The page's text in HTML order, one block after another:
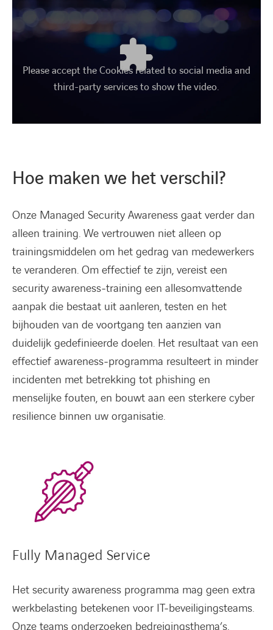
Please accept the Cookies related to social media and
third-party services to show the video.
Hoe maken we het verschil?
Onze Managed Security Awareness gaat verder dan
alleen training. We vertrouwen niet alleen op
trainingsmiddelen om het gedrag van medewerkers
te veranderen. Om effectief te zijn, vereist een
security awareness-training een allesomvattende
aanpak die bestaat uit aanleren, testen en het
bijhouden van de voortgang ten aanzien van
duidelijk gedefinieerde doelen. Het resultaat van een
effectief awareness-programma resulteert in minder
incidenten met betrekking tot phishing en
menselijke fouten, en bouwt aan een sterkere cyber
resilience binnen uw organisatie.
Fully Managed Service
Het security awareness programma mag geen extra
werkbelasting betekenen voor IT-beveiligingsteams.
Onze teams onderzoeken bedreigingsthema’s,